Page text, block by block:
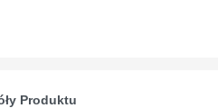
Produktu